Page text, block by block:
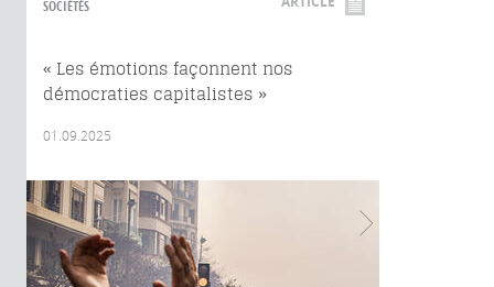
SOCIÉTÉS
« Les émotions façonnent nos
démocraties capitalistes »
01.09.2025